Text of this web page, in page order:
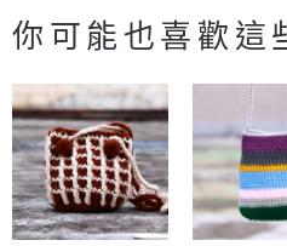
你可能也喜歡